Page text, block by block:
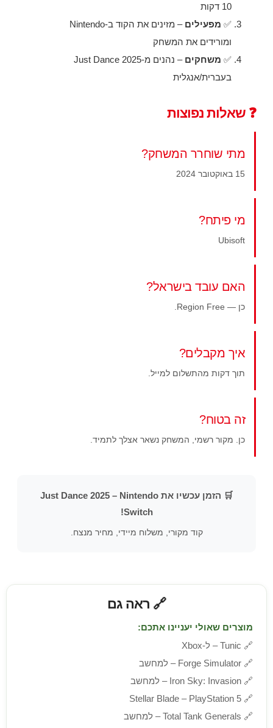
10 דקות
✅ מפעילים
– מזינים את הקוד ב-Nintendo
ומורידים את המשחק
✅ משחקים
– נהנים מ-Just Dance 2025
בעברית/אנגלית
❓ שאלות נפוצות
מתי שוחרר המשחק?
15 באוקטובר 2024
מי פיתח?
Ubisoft
האם עובד בישראל?
כן — Region Free.
איך מקבלים?
תוך דקות מהתשלום למייל.
זה בטוח?
כן. מקור רשמי, המשחק נשאר אצלך לתמיד.
🛒 הזמן עכשיו את Just Dance 2025 – Nintendo
Switch!
קוד מקורי, משלוח מיידי, מחיר מנצח.
🔗 ראה גם
מוצרים שאולי יעניינו אתכם:
🔗 Tunic – ל-Xbox
🔗 Forge Simulator – למחשב
🔗 Iron Sky: Invasion – למחשב
🔗
Stellar Blade – PlayStation 5
🔗 Total Tank Generals – למחשב